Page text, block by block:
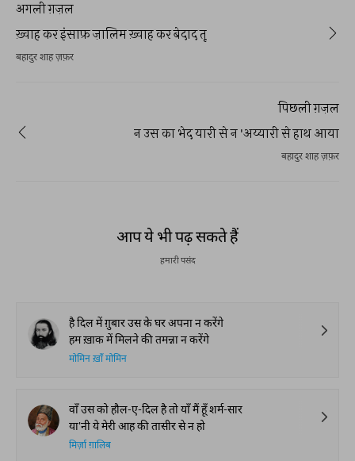
अगली ग़ज़ल
ख़्वाह कर इंसाफ़ ज़ालिम ख़्वाह कर बेदाद तू
बहादुर शाह ज़फ़र
पिछली ग़ज़ल
न उस का भेद यारी से न 'अय्यारी से हाथ आया
बहादुर शाह ज़फ़र
आप ये भी पढ़ सकते हैं
हमारी पसंद
है दिल में ग़ुबार उस के घर अपना न करेंगे
हम ख़ाक में मिलने की तमन्ना न करेंगे
मोमिन ख़ाँ मोमिन
वाँ उस को हौल-ए-दिल है तो याँ मैं हूँ शर्म-सार
या'नी ये मेरी आह की तासीर से न हो
मिर्ज़ा ग़ालिब